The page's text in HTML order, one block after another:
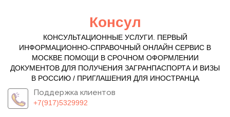
Консул
КОНСУЛЬТАЦИОННЫЕ УСЛУГИ. ПЕРВЫЙ
ИНФОРМАЦИОННО-СПРАВОЧНЫЙ ОНЛАЙН СЕРВИС В
МОСКВЕ ПОМОЩИ В СРОЧНОМ ОФОРМЛЕНИИ
ДОКУМЕНТОВ ДЛЯ ПОЛУЧЕНИЯ ЗАГРАНПАСПОРТА И ВИЗЫ
В РОССИЮ / ПРИГЛАШЕНИЯ ДЛЯ ИНОСТРАНЦА
Поддержка клиентов
+7(917)5329992